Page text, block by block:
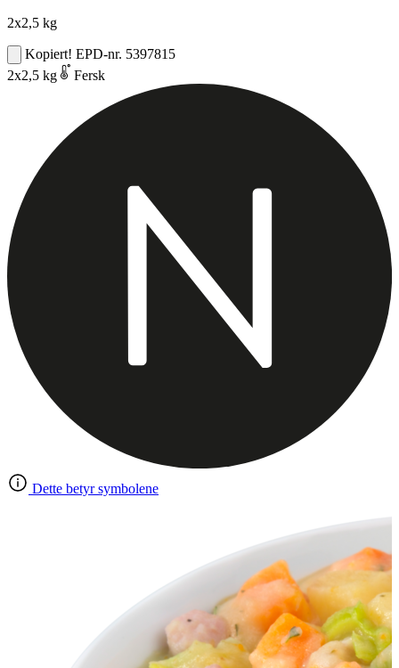
2x2,5 kg
Kopiert! EPD-nr. 5397815
2x2,5 kg
Fersk
Dette betyr symbolene